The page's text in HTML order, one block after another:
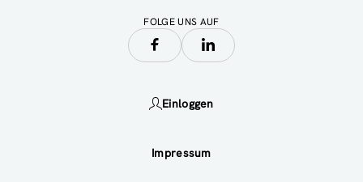
FOLGE UNS AUF
Einloggen
Impressum